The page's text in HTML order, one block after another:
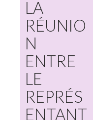
LA
RÉUNIO
N
ENTRE
LE
REPRÉS
ENTANT